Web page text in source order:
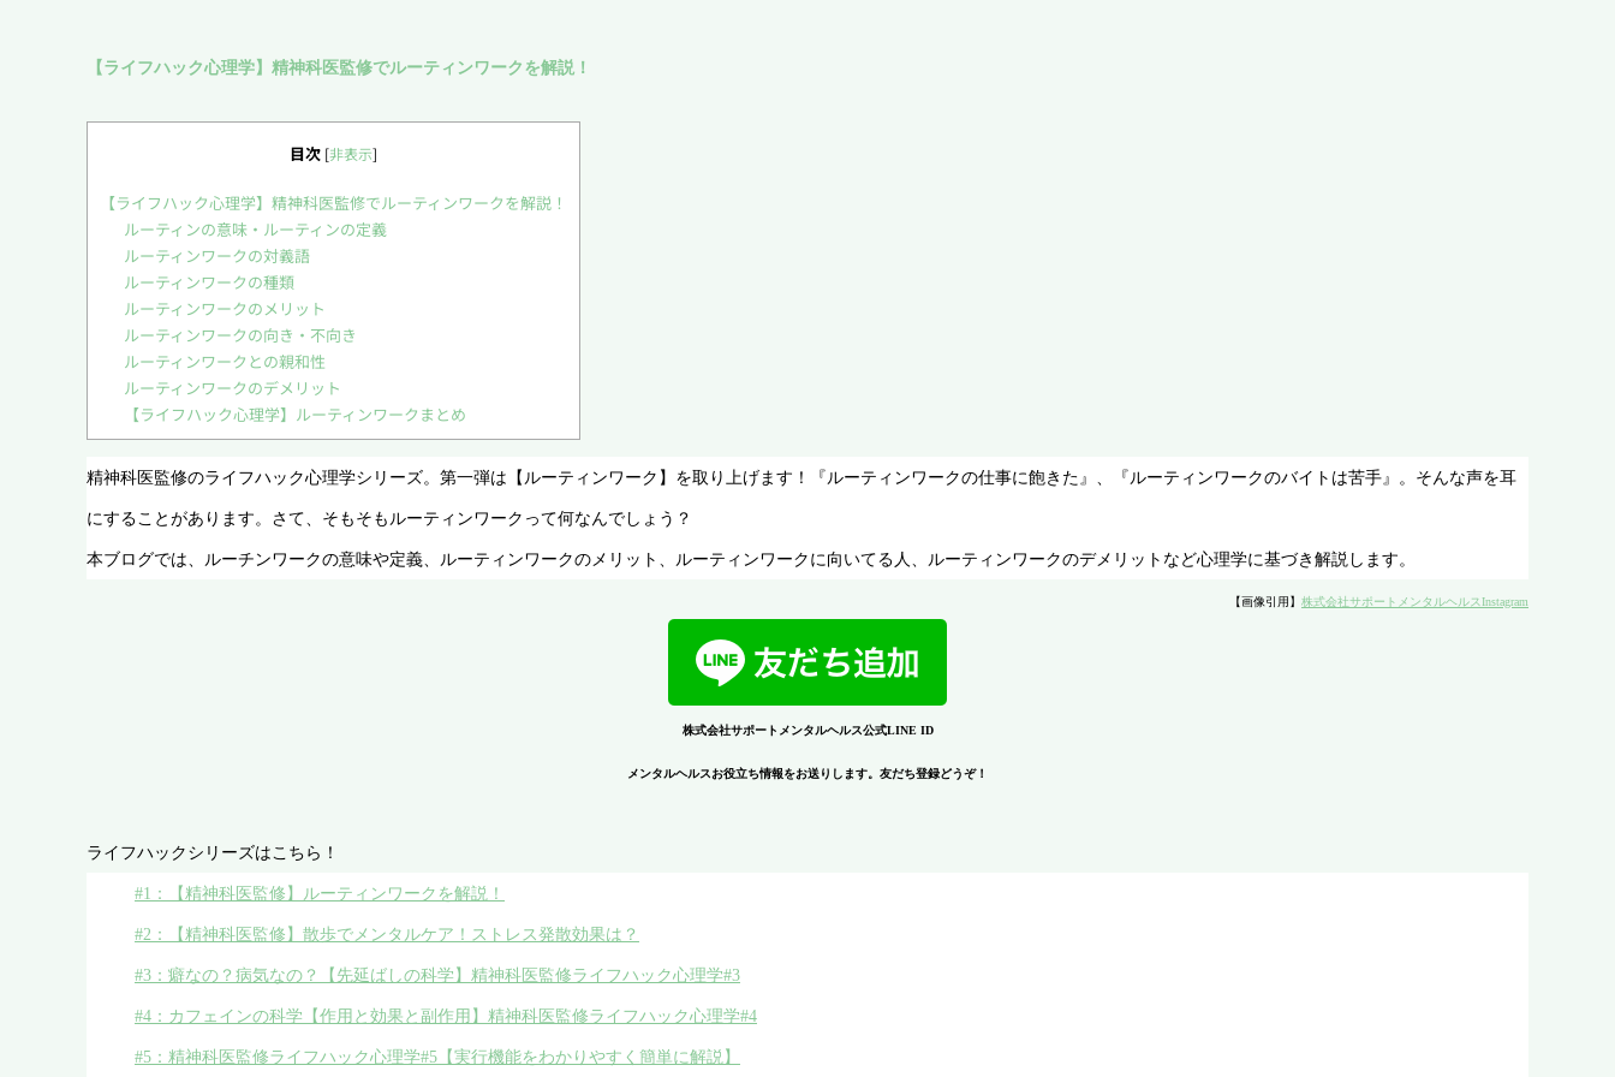
【ライフハック心理学】精神科医監修でルーティンワークを解説！
目次 [非表示]
【ライフハック心理学】精神科医監修でルーティンワークを解説！
ルーティンの意味・ルーティンの定義
ルーティンワークの対義語
ルーティンワークの種類
ルーティンワークのメリット
ルーティンワークの向き・不向き
ルーティンワークとの親和性
ルーティンワークのデメリット
【ライフハック心理学】ルーティンワークまとめ
精神科医監修のライフハック心理学シリーズ。第一弾は【ルーティンワーク】を取り上げます！ 『ルーティンワークの仕事に飽きた』、『ルーティンワークのバイトは苦手』。そんな声を耳
にすることがあります。さて、そもそもルーティンワークって何なんでしょう？
本ブログでは、ルーチンワークの意味や定義、ルーティンワークのメリット、ルーティンワークに向いてる人、ルーティンワークのデメリットなど心理学に基づき解説します。
【画像引用】 株式会社サポートメンタルヘルスInstagram
株式会社サポートメンタルヘルス公式LINE ID
メンタルヘルスお役立ち情報をお送りします。友だち登録どうぞ！
ライフハックシリーズはこちら！
#1：【精神科医監修】ルーティンワークを解説！
#2：【精神科医監修】散歩でメンタルケア！ストレス発散効果は？
#3：癖なの？病気なの？【先延ばしの科学】精神科医監修ライフハック心理学#3
#4：カフェインの科学【作用と効果と副作用】精神科医監修ライフハック心理学#4
#5：精神科医監修ライフハック心理学#5【実行機能をわかりやすく簡単に解説】